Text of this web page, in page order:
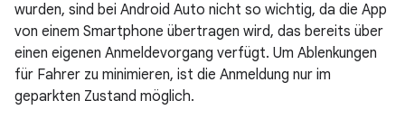
wurden, sind bei Android Auto nicht so wichtig, da die App
von einem Smartphone übertragen wird, das bereits über
einen eigenen Anmeldevorgang verfügt. Um Ablenkungen
für Fahrer zu minimieren, ist die Anmeldung nur im
geparkten Zustand möglich.